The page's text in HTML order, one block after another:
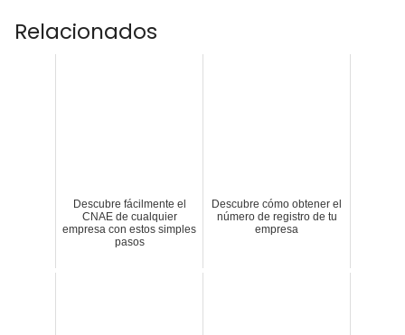
Relacionados
Descubre fácilmente el
CNAE de cualquier
empresa con estos simples
pasos
Descubre cómo obtener el
número de registro de tu
empresa